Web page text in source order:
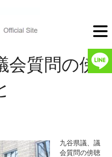
会質問の傍
九谷県議、議
会質問の傍聴